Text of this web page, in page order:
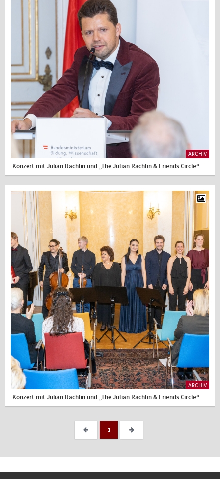
ARCHIV
Konzert mit Julian Rachlin und „The Julian Rachlin & Friends Circle“
ARCHIV
Konzert mit Julian Rachlin und „The Julian Rachlin & Friends Circle“
1